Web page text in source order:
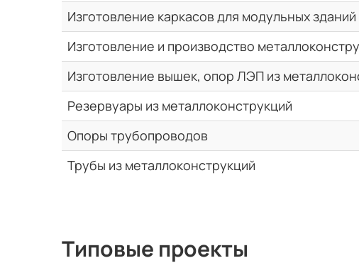
Изготовление каркасов для модульных зданий
Изготовление и производство
Изготовление вышек, опор ЛЭП из
Резервуары из металлоконструкций
Опоры трубопроводов
Трубы из металлоконструкций
Типовые проекты